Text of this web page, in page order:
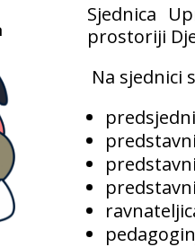
Sjednica
prostoriji
Na sjednici